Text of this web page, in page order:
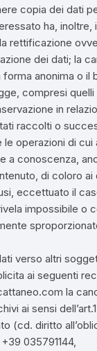
copia dei dati
ha,
rettificazione
dei dati; la
anonima o il
compresi quelli
in
raccolti o
le operazioni di
a conoscenza,
di coloro ai
eccettuato il
impossibile o
verso altri
ai seguenti
la
ai sensi
(cd. diritto
035791144,